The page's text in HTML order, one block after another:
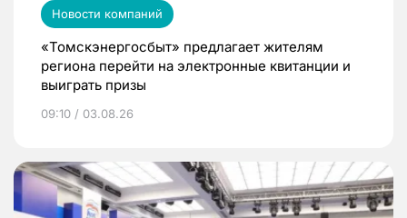
Новости компаний
«Томскэнергосбыт» предлагает жителям
региона перейти на электронные квитанции и
выиграть призы
09:10 / 03.08.26